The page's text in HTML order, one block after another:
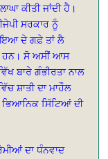
ਕੀਤੀ ਜਾਂਦੀ ਹੈ।
ਸਰਕਾਰ ਨੂੰ
ਦੇ ਗਫ਼ੇ ਤਾਂ ਲੈ
ਹਨ। ਸੋ ਅਸੀਂ ਆਸ
ਬਾਰੇ ਗੰਭੀਰਤਾ ਨਾਲ
ਸ਼ਾਤੀ ਦਾ ਮਾਹੌਲ
ਸਿੱਟਿਆਂ ਦੀ
ਦਾ ਧੰਨਵਾਦ